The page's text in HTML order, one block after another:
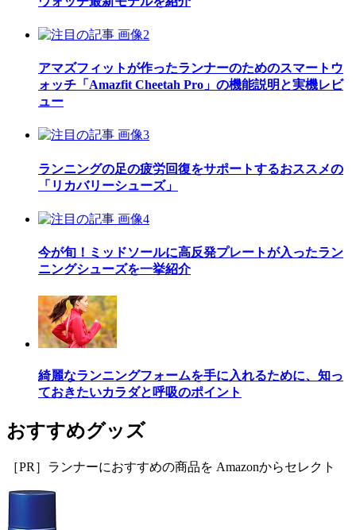
アマズフィットが作ったランナーのためのスマートウ
ォッチ「Amazfit Cheetah Pro」の機能説明と実機レビ
ュー
ランニングの足の疲労回復をサポートするおススメの
「リカバリーシューズ」
今が旬！ミッドソールに高反発プレートが入ったラン
ニングシューズを一挙紹介
綺麗なランニングフォームを手に入れるために、知っ
ておきたいカラダと呼吸のポイント
おすすめグッズ
［PR］ランナーにおすすめの商品を Amazonからセレクト